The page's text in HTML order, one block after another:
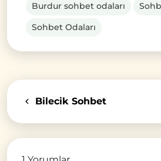
Burdur sohbet odaları
Sohbet Odaları
Bilecik Sohbet